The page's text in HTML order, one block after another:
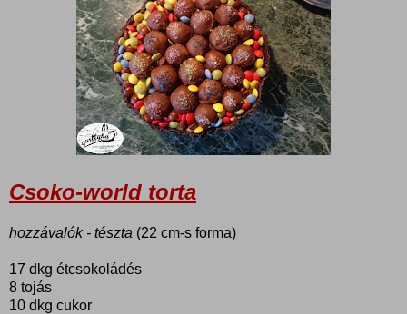
Csoko-world torta
hozzávalók - tészta (22 cm-s forma)
17 dkg étcsokoládés
8 tojás
10 dkg cukor